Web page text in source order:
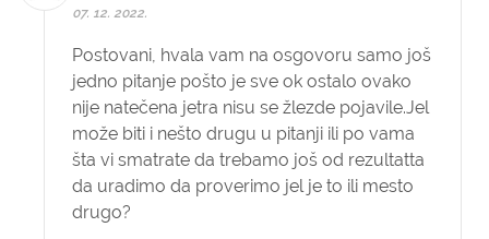
07. 12. 2022.
Postovani, hvala vam na osgovoru samo još
jedno pitanje pošto je sve ok ostalo ovako
nije natečena jetra nisu se žlezde pojavile.Jel
može biti i nešto drugu u pitanji ili po vama
šta vi smatrate da trebamo još od rezultatta
da uradimo da proverimo jel je to ili mesto
drugo?